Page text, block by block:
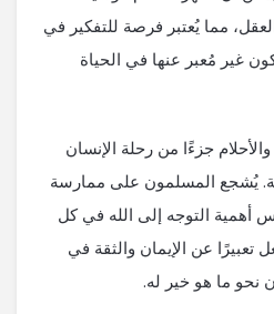
مما يُعتبر فرصة للتفكير في
غير مُعبر عنها في الحياة
والأحلام جزءًا من رحلة الإنسان
يُشجع المسلمون على ممارسة
أهمية التوجه إلى الله في كل
تعبيرًا عن الإيمان والثقة في
نحو ما هو خير له.